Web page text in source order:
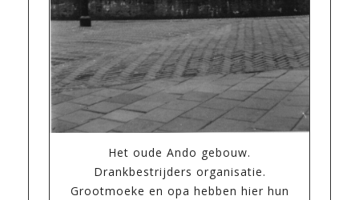
Het oude Ando gebouw.
Drankbestrijders organisatie.
Grootmoeke en opa hebben hier hun